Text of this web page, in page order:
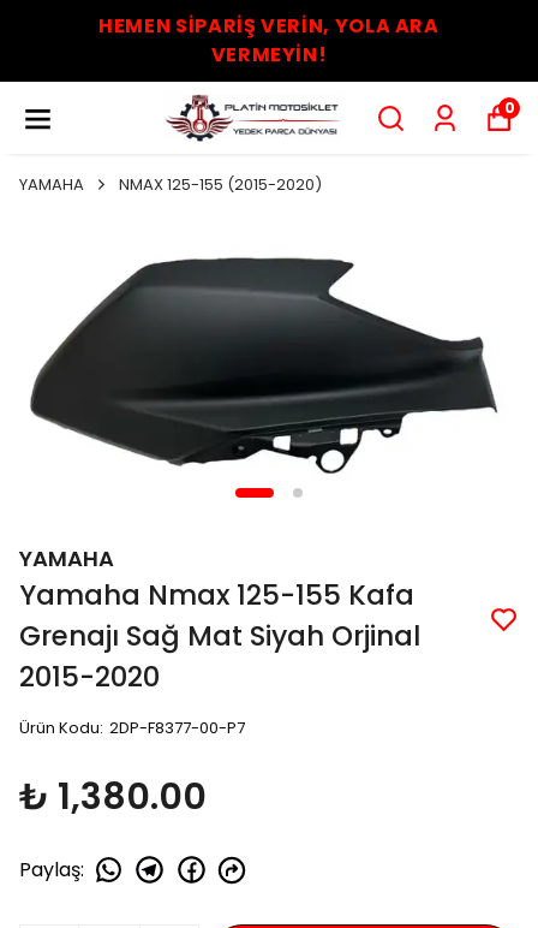
HEMEN SİPARİŞ VERİN, YOLA ARA
VERMEYİN!
0
YAMAHA NMAX 125-155 (2015-2020)
YAMAHA
Yamaha Nmax 125-155 Kafa
Grenajı Sağ Mat Siyah Orjinal
2015-2020
Ürün Kodu: 2DP-F8377-00-P7
₺ 1,380.00
Paylaş: